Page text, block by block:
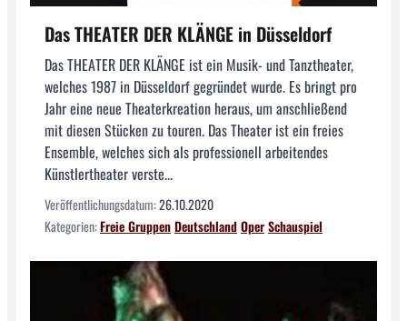
Das THEATER DER KLÄNGE in Düsseldorf
Das THEATER DER KLÄNGE ist ein Musik- und Tanztheater,
welches 1987 in Düsseldorf gegründet wurde. Es bringt pro
Jahr eine neue Theaterkreation heraus, um anschließend
mit diesen Stücken zu touren. Das Theater ist ein freies
Ensemble, welches sich als professionell arbeitendes
Künstlertheater verste...
Veröffentlichungsdatum:26.10.2020
Kategorien:Freie GruppenDeutschlandOperSchauspiel